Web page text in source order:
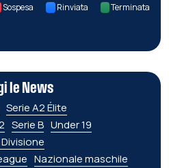
Sospesa Rinviata Terminata
le News
Serie A2 Élite
Serie B Under 19
Nazionale maschile